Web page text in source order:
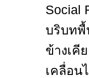
Social
บริบทพื้
ข้างเคี
เคลื่อน